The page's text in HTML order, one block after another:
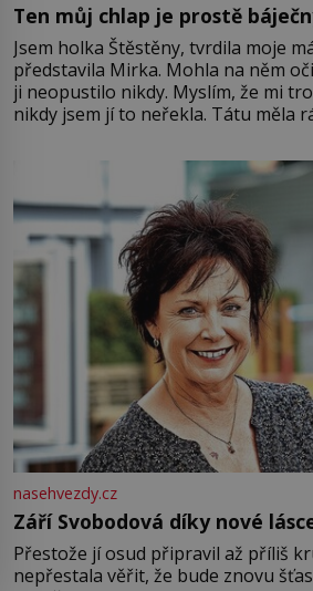
Ten můj chlap je prostě
Jsem holka Štěstěny, tvrdila moje
představila Mirka. Mohla na něm
ji neopustilo nikdy. Myslím, že mi
nikdy jsem jí to neřekla. Tátu měla
Jsme spolu moc rádi Tehdy byla
nasehvezdy.cz
Září Svobodová díky nové
Přestože jí osud připravil až příliš
nepřestala věřit, že bude znovu šťastná.